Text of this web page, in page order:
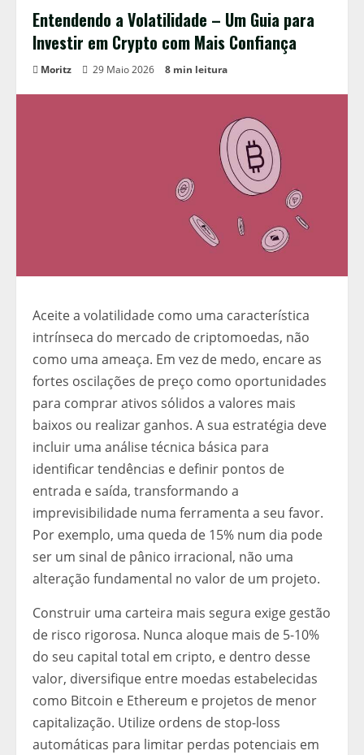
Entendendo a Volatilidade – Um Guia para
Investir em Crypto com Mais Confiança
Moritz 29 Maio 2026 8 min leitura
Aceite a volatilidade como uma característica
intrínseca do mercado de criptomoedas, não
como uma ameaça. Em vez de medo, encare as
fortes oscilações de preço como oportunidades
para comprar ativos sólidos a valores mais
baixos ou realizar ganhos. A sua estratégia deve
incluir uma análise técnica básica para
identificar tendências e definir pontos de
entrada e saída, transformando a
imprevisibilidade numa ferramenta a seu favor.
Por exemplo, uma queda de 15% num dia pode
ser um sinal de pânico irracional, não uma
alteração fundamental no valor de um projeto.
Construir uma carteira mais segura exige gestão
de risco rigorosa. Nunca aloque mais de 5-10%
do seu capital total em cripto, e dentro desse
valor, diversifique entre moedas estabelecidas
como Bitcoin e Ethereum e projetos de menor
capitalização. Utilize ordens de stop-loss
automáticas para limitar perdas potenciais em